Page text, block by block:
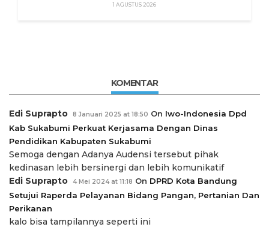
1 AGUSTUS 2026
KOMENTAR
Edi Suprapto 8 Januari 2025 at 18:50 On Iwo-Indonesia Dpd
Kab Sukabumi Perkuat Kerjasama Dengan Dinas
Pendidikan Kabupaten Sukabumi
Semoga dengan Adanya Audensi tersebut pihak
kedinasan lebih bersinergi dan lebih komunikatif
Edi Suprapto
4 Mei 2024 at 11:18 On DPRD Kota Bandung
Setujui Raperda Pelayanan Bidang Pangan, Pertanian Dan
Perikanan
kalo bisa tampilannya seperti ini